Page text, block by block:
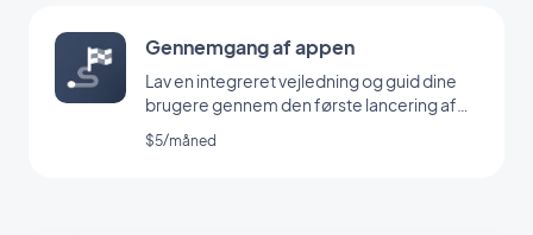
Gennemgang af appen
Lav en integreret vejledning og guid dine
brugere gennem den første lancering af
din app
$5/måned